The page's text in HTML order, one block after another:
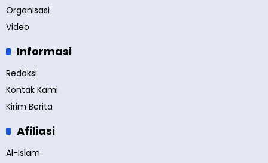
Organisasi
Video
Informasi
Redaksi
Kontak Kami
Kirim Berita
Afiliasi
Al-Islam